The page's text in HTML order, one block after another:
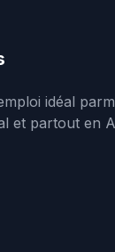
idéal
et partout en